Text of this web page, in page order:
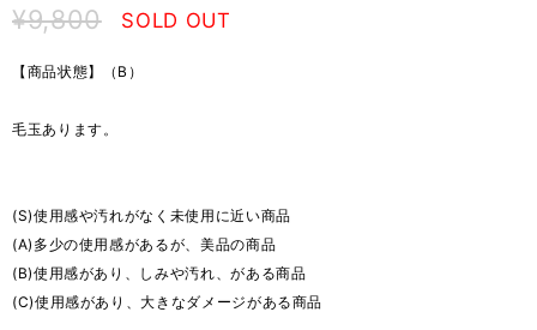
¥9,800 SOLD OUT
【商品状態】（B）
毛玉あります。
(S)使用感や汚れがなく未使用に近い商品
(A)多少の使用感があるが、美品の商品
(B)使用感があり、しみや汚れ、がある商品
(C)使用感があり、大きなダメージがある商品